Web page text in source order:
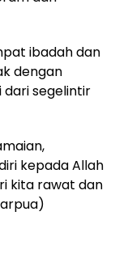
ibadah dan
dengan
segelintir
kepada Allah
kita rawat dan